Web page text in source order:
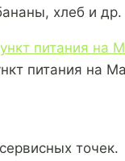
хлеб и др.
питания на
точек.